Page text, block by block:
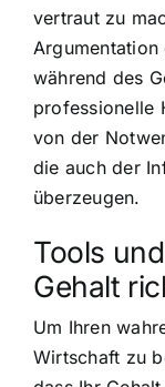
vertraut zu
Argumentation
während des
professionelle
von der
die auch der
überzeugen.
Tools
Gehalt
Um Ihren
Wirtschaft zu